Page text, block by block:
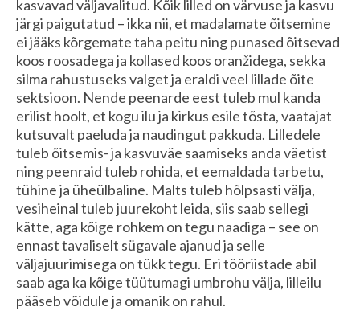
kasvavad väljavalitud. Kõik lilled on värvuse ja kasvu
järgi paigutatud – ikka nii, et madalamate õitsemine
ei jääks kõrgemate taha peitu ning punased õitsevad
koos roosadega ja kollased koos oranžidega, sekka
silma rahustuseks valget ja eraldi veel lillade õite
sektsioon. Nende peenarde eest tuleb mul kanda
erilist hoolt, et kogu ilu ja kirkus esile tõsta, vaatajat
kutsuvalt paeluda ja naudingut pakkuda. Lilledele
tuleb õitsemis- ja kasvuväe saamiseks anda väetist
ning peenraid tuleb rohida, et eemaldada tarbetu,
tühine ja üheülbaline. Malts tuleb hõlpsasti välja,
vesiheinal tuleb juurekoht leida, siis saab sellegi
kätte, aga kõige rohkem on tegu naadiga – see on
ennast tavaliselt sügavale ajanud ja selle
väljajuurimisega on tükk tegu. Eri tööriistade abil
saab aga ka kõige tüütumagi umbrohu välja, lilleilu
pääseb võidule ja omanik on rahul.